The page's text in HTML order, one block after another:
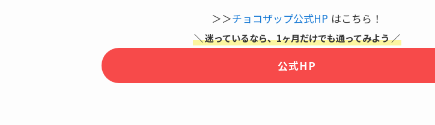
＞＞チョコザップ公式HP はこちら！
＼ 迷っているなら、1ヶ月だけでも通ってみよう ／
公式HP